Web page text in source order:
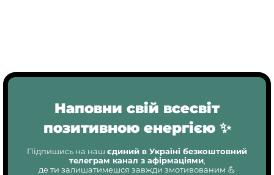
Наповни свій всесвіт
позитивною енергією ✨
Підпишись на наш єдиний в Україні безкоштовний
телеграм канал з афірмаціями,
де ти залишатимешся завжди змотивованим 💪